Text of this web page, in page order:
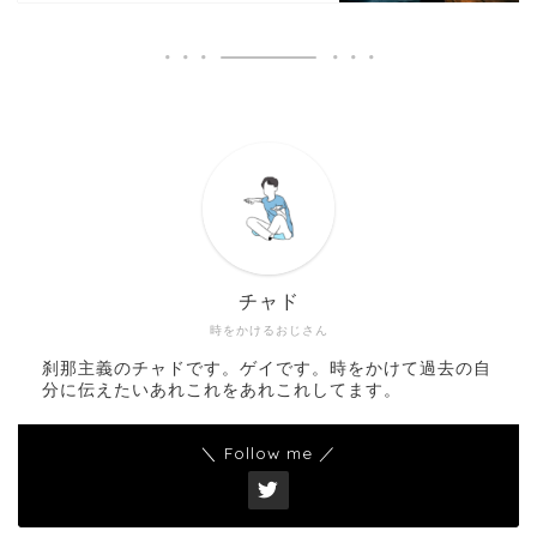
時をかけるおじさん
チャド
刹那主義のチャドです。ゲイです。時をかけて過去の自
分に伝えたいあれこれをあれこれしてます。
＼ Follow me ／